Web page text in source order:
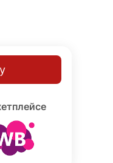
55 Вт, цветовая
белый). Высокая
Встроенная защита
накладным
скоб в